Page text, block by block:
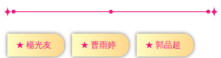
★ 楊光友 ★ 曹雨婷 ★ 郭品超